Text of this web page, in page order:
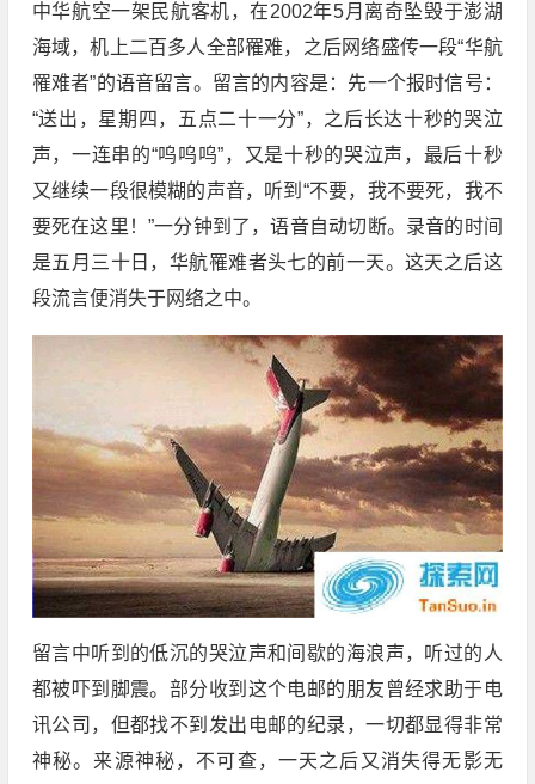
中华航空一架民航客机，在2002年5月离奇坠毁于澎湖
海域，机上二百多人全部罹难，之后网络盛传一段“华航
罹难者”的语音留言。留言的内容是：先一个报时信号：
“送出，星期四，五点二十一分”，之后长达十秒的哭泣
声，一连串的“呜呜呜”，又是十秒的哭泣声，最后十秒
又继续一段很模糊的声音，听到“不要，我不要死，我不
要死在这里！”一分钟到了，语音自动切断。录音的时间
是五月三十日，华航罹难者头七的前一天。这天之后这
段流言便消失于网络之中。
留言中听到的低沉的哭泣声和间歇的海浪声，听过的人
都被吓到脚震。部分收到这个电邮的朋友曾经求助于电
讯公司，但都找不到发出电邮的纪录，一切都显得非常
神秘。来源神秘，不可查，一天之后又消失得无影无